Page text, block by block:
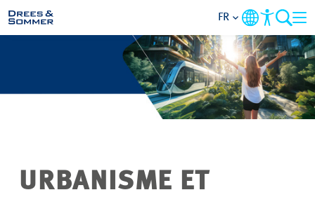
DOMAINES
SERVICES
THÈMES PRIORITAIRES
FR
URBANISME ET